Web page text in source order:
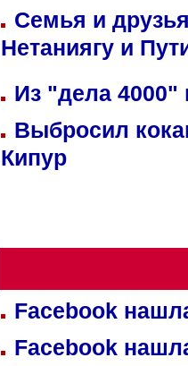
Семья и
Нетаниягу и
Из "дела 4000"
Выбросил
Кипур
Facebook
Facebook